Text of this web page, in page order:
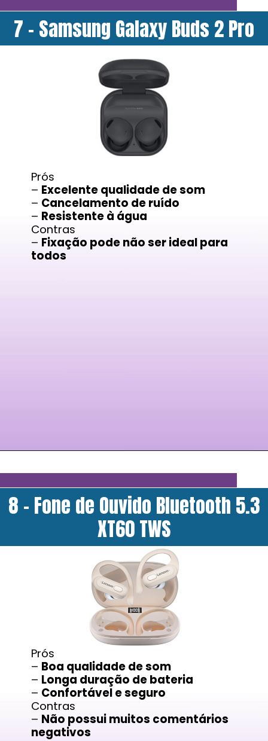
7 - Samsung Galaxy Buds 2 Pro
Prós
– Excelente qualidade de som
– Cancelamento de ruído
– Resistente à água
Contras
– Fixação pode não ser ideal para
todos
8 - Fone de Ouvido Bluetooth 5.3
XT60 TWS
Prós
– Boa qualidade de som
– Longa duração de bateria
– Confortável e seguro
Contras
– Não possui muitos comentários
negativos